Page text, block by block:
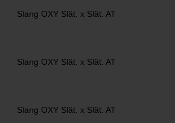
Slang OXY Slät. x Slät. AT
Slang OXY Slät. x Slät. AT
Slang OXY Slät. x Slät. AT